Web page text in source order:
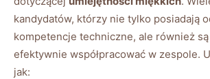
kandydatów, którzy nie tylko posiadają
kompetencje techniczne, ale również
efektywnie współpracować w zespole.
jak: